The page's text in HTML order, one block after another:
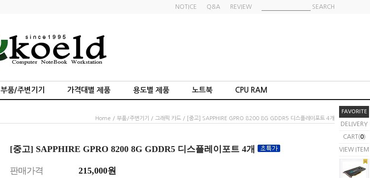
FAVORITE
DELIVERY
CART(0)
VIEW ITEM
NOTICE Q&A REVIEW SEARCH
부품/주변기기 가격대별 제품 용도별 제품 노트북 CPU RAM
Home / 부품/주변기기 / 그래픽 카드 / [중고] SAPPHIRE GPRO 8200 8G GDDR5 디스플레이포트 4개
[중고] SAPPHIRE GPRO 8200 8G GDDR5 디스플레이포트 4개
판매가격 215,000원